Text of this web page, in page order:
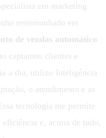
em marketing
testemunhado em
de vendas automático
captamos clientes e
a dia, utilizo Inteligência
o atendimento e as
tecnologia me permite
e, acima de tudo,